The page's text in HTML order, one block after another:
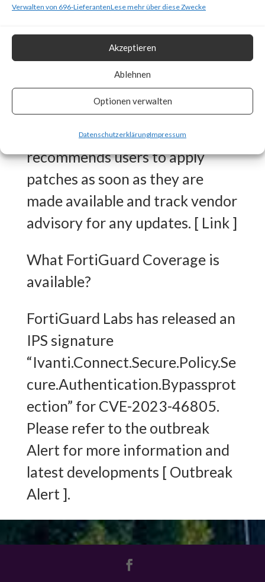
Verwalten von 696-LieferantenLese mehr über diese Zwecke
Akzeptieren
Ablehnen
Optionen verwalten
DatenschutzerklärungImpressum
no patch available; Ivanti has
released workarounds as the
two new vulnerabilities are
actively being exploited in the
wild. FortiGuard Labs strongly
recommends users to apply
patches as soon as they are
made available and track vendor
advisory for any updates. [ Link ]
What FortiGuard Coverage is
available?
FortiGuard Labs has released an
IPS signature
“Ivanti.Connect.Secure.Policy.Se
cure.Authentication.Bypassprot
ection” for CVE-2023-46805.
Please refer to the outbreak
Alert for more information and
latest developments [ Outbreak
Alert ].